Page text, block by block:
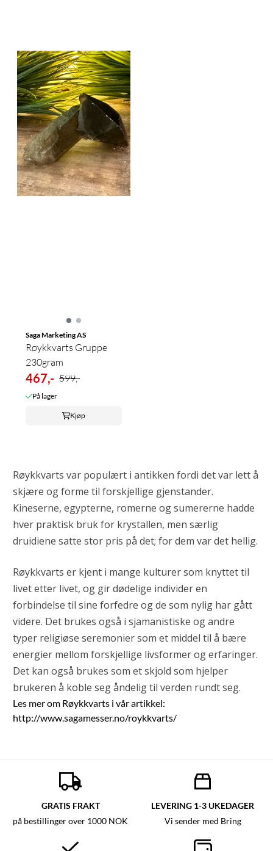
Saga Marketing AS
Røykkvarts Gruppe
230gram
467,- 599,-
På lager
Kjøp
Røykkvarts var populært i antikken fordi det var lett å
skjære og forme til forskjellige gjenstander.
Kineserne, egypterne, romerne og sumererne hadde
hver praktisk bruk for krystallen, men særlig
druidiene satte stor pris på det; for dem var det hellig.
Røykkvarts er kjent i mange kulturer som knyttet til
livet etter livet, og gir dødelige individer en
forbindelse til sine forfedre og de som nylig har gått
videre. Det brukes også i sjamanistiske og andre
typer religiøse seremonier som et middel til å bære
energier mellom forskjellige livsformer og erfaringer.
Det kan også brukes som et skjold som hjelper
brukeren å koble seg åndelig til verden rundt seg.
Les mer om Røykkvarts i vår artikkel:
http://www.sagamesser.no/roykkvarts/
GRATIS FRAKT
på bestillinger over 1000 NOK
LEVERING 1-3 UKEDAGER
Vi sender med Bring